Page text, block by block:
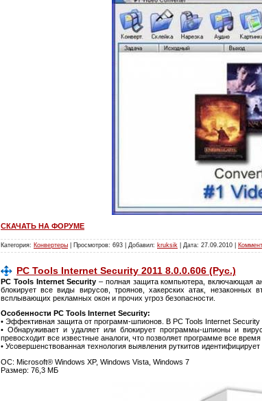
СКАЧАТЬ НА ФОРУМЕ
Категория: Конвертеры | Просмотров: 693 | Добавил: kruksik | Дата: 27.09.2010
PC Tools Internet Security 2011 8.0.0.606 (Рус.)
PC Tools Internet Security – полная защита компьютера, включающая
блокирует все виды вирусов, троянов, хакерских атак,
всплывающих рекламных окон и прочих угроз безопасности.
Особенности PC Tools Internet Security:
• Эффективная защита от программ-шпионов. В PC Tools Internet
• Обнаруживает и удаляет или блокирует программы-шпионы и
превосходит все известные аналоги, что позволяет программе все
• Усовершенствованная технология выявления руткитов
ОС: Microsoft® Windows XP, Windows Vista, Windows 7
Размер: 76,3 МБ